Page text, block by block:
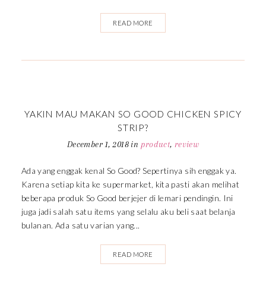
READ MORE
YAKIN MAU MAKAN SO GOOD CHICKEN SPICY
STRIP?
December 1, 2018 in product, review
Ada yang enggak kenal So Good? Sepertinya sih enggak ya.
Karena setiap kita ke supermarket, kita pasti akan melihat
beberapa produk So Good berjejer di lemari pendingin. Ini
juga jadi salah satu items yang selalu aku beli saat belanja
bulanan. Ada satu varian yang...
READ MORE